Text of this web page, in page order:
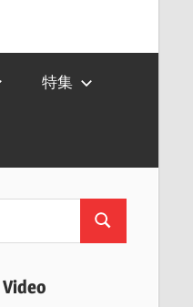
特集
検
Video